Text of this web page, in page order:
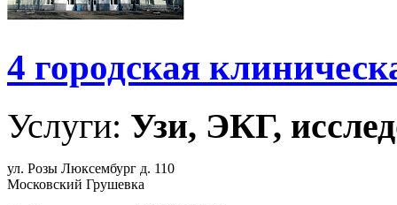
4 городская
Услуги: Узи, ЭКГ,
ул. Розы Люксембург д. 110
Московский Грушевка